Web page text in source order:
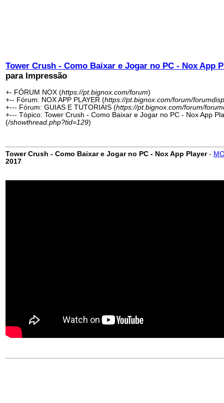
Tower Crush - Como Baixar e Jogar no PC - Nox App
para Impressão
+- FÓRUM NOX (https://pt.bignox.com/forum)
+-- Fórum: NOX APP PLAYER (https://pt.bignox.com/forum/
+--- Fórum: GUIAS E TUTORIAIS (https://pt.bignox.com/forum/
+--- Tópico: Tower Crush - Como Baixar e Jogar no PC - Nox App
(/showthread.php?tid=129)
Tower Crush - Como Baixar e Jogar no PC - Nox App Player-
2017